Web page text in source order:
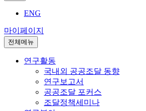
ENG
마이페이지
전체메뉴
연구활동
국내외 공공조달 동향
연구보고서
공공조달 포커스
조달정책세미나